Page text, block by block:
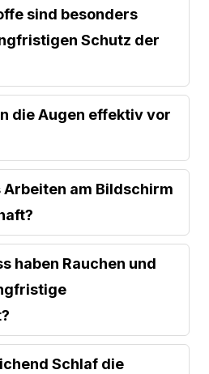
sind besonders
Schutz der
die Augen effektiv vor
am Bildschirm
haben Rauchen und
Schlaf die